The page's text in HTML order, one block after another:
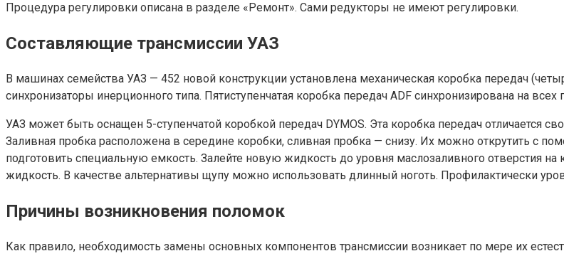
Процедура регулировки описана в разделе «Ремонт». Сами редукторы не имеют регулировки.
Составляющие трансмиссии УАЗ
В машинах семейства УАЗ — 452 новой конструкции установлена механическая коробка передач
синхронизаторы инерционного типа. Пятиступенчатая коробка передач ADF синхронизирована на всех
УАЗ может быть оснащен 5-ступенчатой коробкой передач DYMOS. Эта коробка передач отличается
Заливная пробка расположена в середине коробки, сливная пробка — снизу. Их можно открутить с
подготовить специальную емкость. Залейте новую жидкость до уровня маслозаливного отверстия
жидкость. В качестве альтернативы щупу можно использовать длинный ноготь. Профилактически
Причины возникновения поломок
Как правило, необходимость замены основных компонентов трансмиссии возникает по мере их